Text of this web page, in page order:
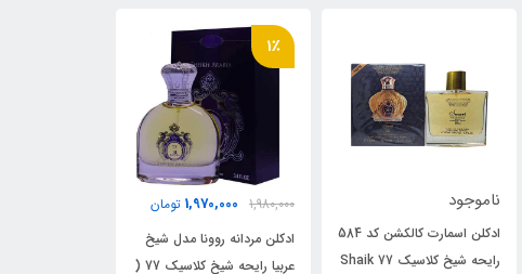
1,980,000
ادکلن مردانه روونا مدل شیخ
4٪
2,540,000
2,440,000 تومان
ادکلن فراگرنس ورد مدل الامیر
رایحه شیخ کلاسیک 77( Al